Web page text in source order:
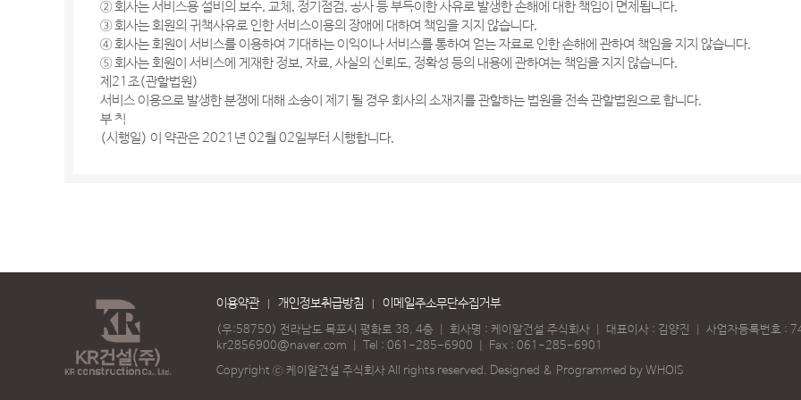
② 회사는 서비스용 설비의 보수, 교체, 정기점검, 공사 등 부득이한 사유로 발생한 손해에 대한 책임이 면제됩니다.
③ 회사는 회원의 귀책사유로 인한 서비스이용의 장애에 대하여 책임을 지지 않습니다.
④ 회사는 회원이 서비스를 이용하여 기대하는 이익이나 서비스를 통하여 얻는 자료로 인한 손해에 관하여 책임을 지지 않습니다.
⑤ 회사는 회원이 서비스에 게재한 정보, 자료, 사실의 신뢰도, 정확성 등의 내용에 관하여는 책임을 지지 않습니다.
제21조(관할법원)
서비스 이용으로 발생한 분쟁에 대해 소송이 제기 될 경우 회사의 소재지를 관할하는 법원을 전속 관할법원으로 합니다.
부 칙
(시행일) 이 약관은 2021년 02월 02일부터 시행합니다.
이용약관 개인정보취급방침 이메일주소무단수집거부
(우:58750) 전라남도 목포시 평화로 38, 4층 회사명 : 케이알건설 주식회사 대표이사 : 김양진 사업자등록번호 :
kr2856900@naver.com
Tel : 061-285-6900 Fax : 061-285-6901
Copyright ⓒ 케이알건설 주식회사 All rights reserved. Designed & Programmed by WHOIS